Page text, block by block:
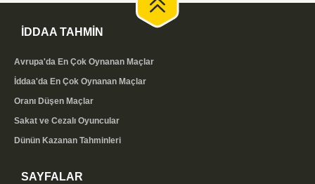
İDDAA TAHMİN
Avrupa'da En Çok Oynanan Maçlar
İddaa'da En Çok Oynanan Maçlar
Oranı Düşen Maçlar
Sakat ve Cezalı Oyuncular
Dünün Kazanan Tahminleri
SAYFALAR